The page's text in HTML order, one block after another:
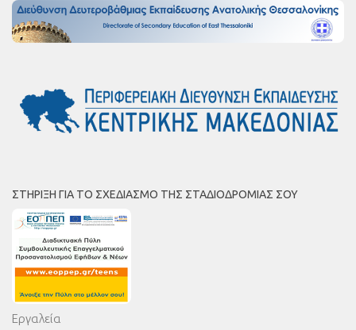
ΣΤΉΡΙΞΗ ΓΙΑ ΤΟ ΣΧΕΔΙΑΣΜΌ ΤΗΣ ΣΤΑΔΙΟΔΡΟΜΊΑΣ ΣΟΥ
Εργαλεία